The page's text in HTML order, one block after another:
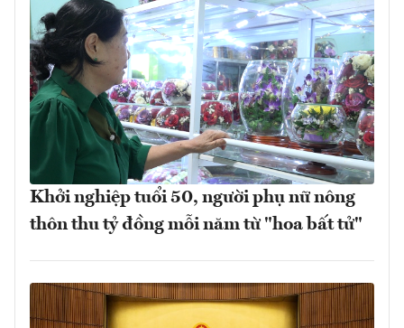
Khởi nghiệp tuổi 50, người phụ nữ nông
thôn thu tỷ đồng mỗi năm từ "hoa bất tử"